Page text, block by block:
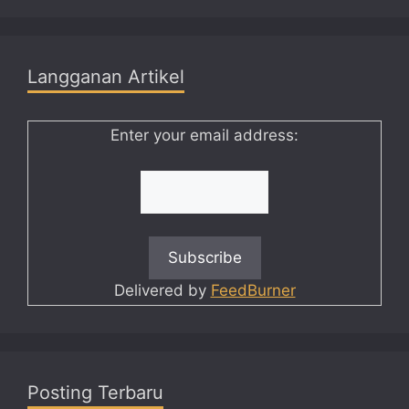
Langganan Artikel
Enter your email address:
Delivered by FeedBurner
Posting Terbaru